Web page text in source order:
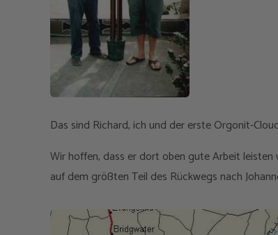
Das sind Richard, ich und der erste Orgonit-
Wir hoffen, dass er dort oben gute Arbeit
auf dem größten Teil des Rückwegs nach